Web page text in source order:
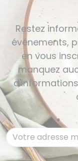
Restez
événements,
en vous
manquez